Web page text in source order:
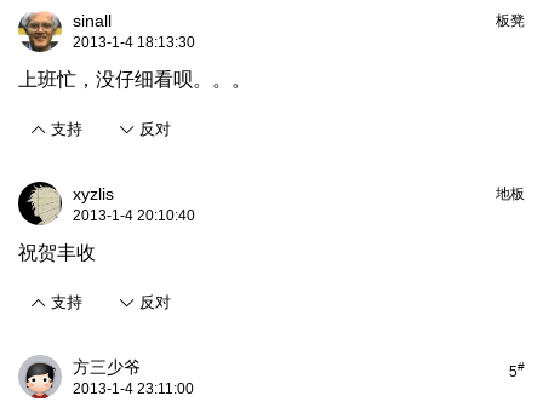
板凳
sinall
2013-1-4 18:13:30
上班忙，没仔细看呗。。。
支持 反对
地板
xyzlis
2013-1-4 20:10:40
祝贺丰收
支持 反对
5#
方三少爷
2013-1-4 23:11:00